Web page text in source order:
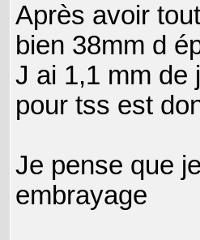
Après avoir
bien 38mm d
J ai 1,1 mm de
pour tss est
Je pense que
embrayage